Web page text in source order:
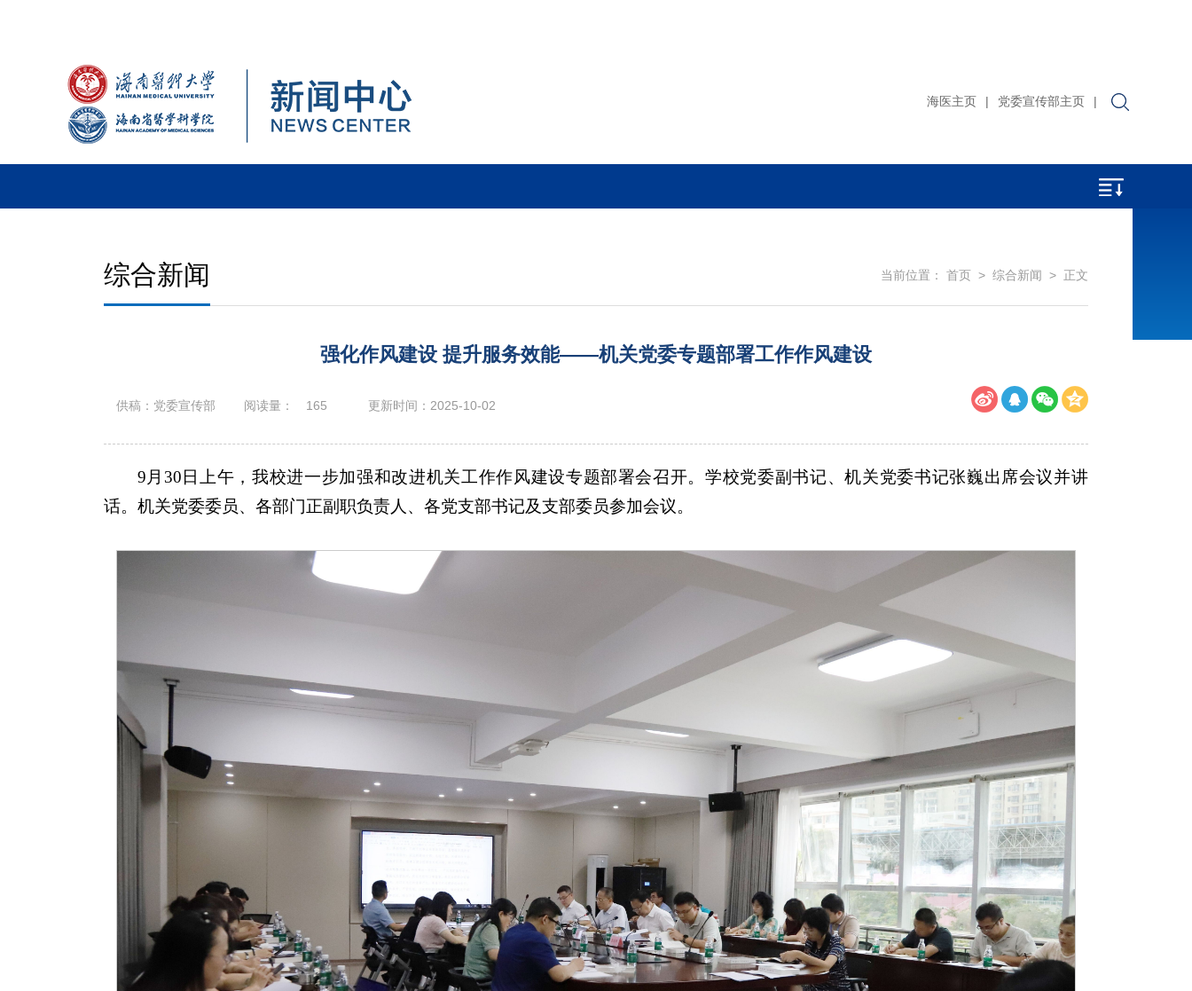
海医主页 | 党委宣传部主页 |
当前位置： 首页> 综合新闻 > 正文
综合新闻
强化作风建设 提升服务效能——机关党委专题部署工作作风建设
供稿：党委宣传部 阅读量： 165 更新时间：2025-10-02
9月30日上午，我校进一步加强和改进机关工作作风建设专题部署会召开。学校党委副书记、机关党委书记张巍出席会议并讲
话。机关党委委员、各部门正副职负责人、各党支部书记及支部委员参加会议。